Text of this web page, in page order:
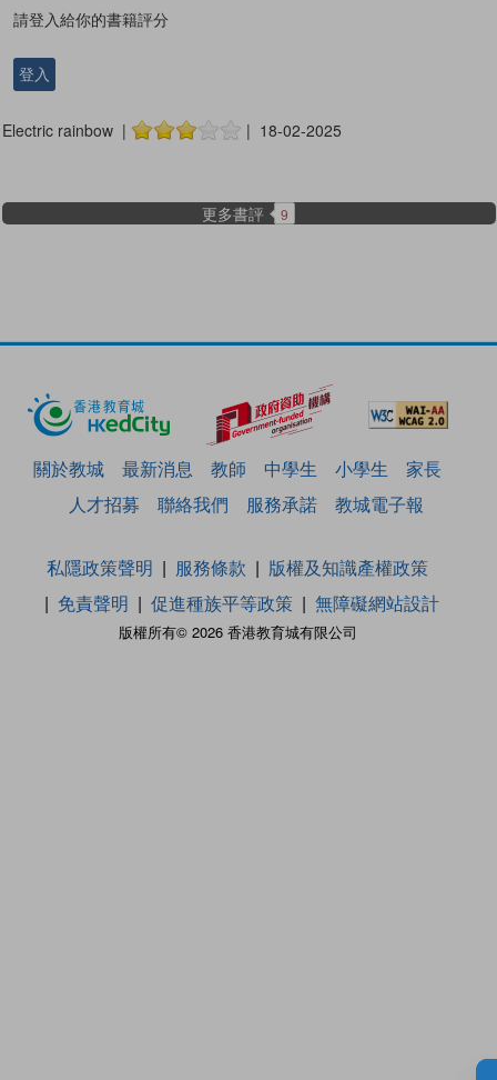
請登入給你的書籍評分
登入
Electric rainbow | | 18-02-2025
更多書評 9
關於教城 最新消息 教師 中學生 小學生
家長
人才招募
聯絡我們 服務承諾 教城電子報
版權所有© 2026 香港教育城有限公司
私隱政策聲明 服務條款
版權及知識產權政策
免責聲明
促進種族平等政策 無障礙網站設計